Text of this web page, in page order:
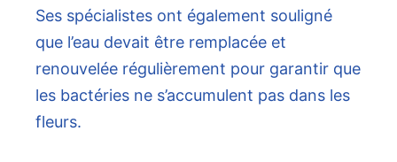
Ses spécialistes ont également souligné
que l’eau devait être remplacée et
renouvelée régulièrement pour garantir que
les bactéries ne s’accumulent pas dans les
fleurs.